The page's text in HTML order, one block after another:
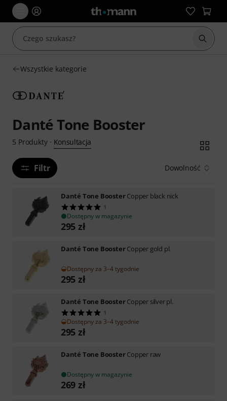
Wszystkie kategorie
Danté Tone Booster
5 Produkty· Konsultacja
Filtr Dowolność
Danté Tone BoosterCopper black nick
1
Dostępny w magazynie
295 zł
Danté Tone BoosterCopper gold pl.
Dostępny za 3–4 tygodnie
295 zł
Danté Tone BoosterCopper silver pl.
1
Dostępny za 3–4 tygodnie
295 zł
Danté Tone BoosterCopper raw
Dostępny w magazynie
269 zł